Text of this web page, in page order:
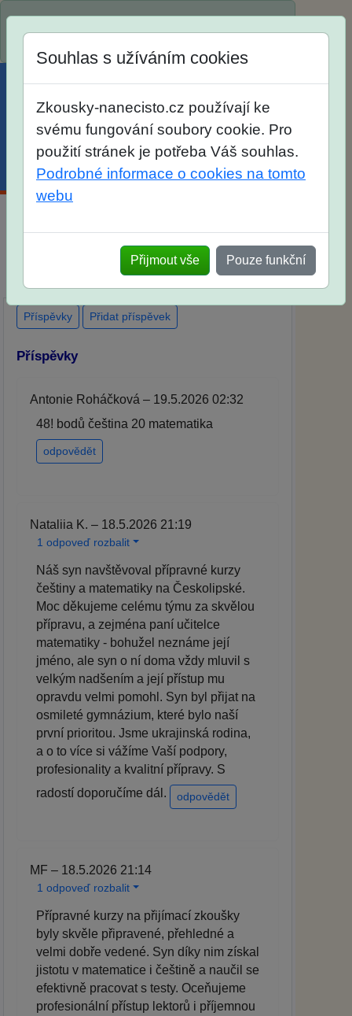
Menu Košík
Diskuse Jak jste dopadli u zkoušek na SŠ?
Vaše ohlasy po skutečných přijímacích
Souhlas s užíváním cookies
Zkousky-nanecisto.cz používají ke
svému fungování soubory cookie. Pro
použití stránek je potřeba Váš souhlas.
Podrobné informace o cookies na tomto
webu
Přijmout vše Pouze funkční
Příspěvky Přidat příspěvek
Příspěvky
Antonie Roháčková – 19.5.2026 02:32
48! bodů čeština 20 matematika
odpovědět
Nataliia K. – 18.5.2026 21:19
1 odpoveď rozbalit
Náš syn navštěvoval přípravné kurzy
češtiny a matematiky na Českolipské.
Moc děkujeme celému týmu za skvělou
přípravu, a zejména paní učitelce
matematiky - bohužel neznáme její
jméno, ale syn o ní doma vždy mluvil s
velkým nadšením a její přístup mu
opravdu velmi pomohl. Syn byl přijat na
osmileté gymnázium, které bylo naší
první prioritou. Jsme ukrajinská rodina,
a o to více si vážíme Vaší podpory,
profesionality a kvalitní přípravy. S
radostí doporučíme dál.
odpovědět
MF – 18.5.2026 21:14
1 odpoveď rozbalit
Přípravné kurzy na přijímací zkoušky
byly skvěle připravené, přehledné a
velmi dobře vedené. Syn díky nim získal
jistotu v matematice i češtině a naučil se
efektivně pracovat s testy. Oceňujeme
profesionální přístup lektorů i příjemnou